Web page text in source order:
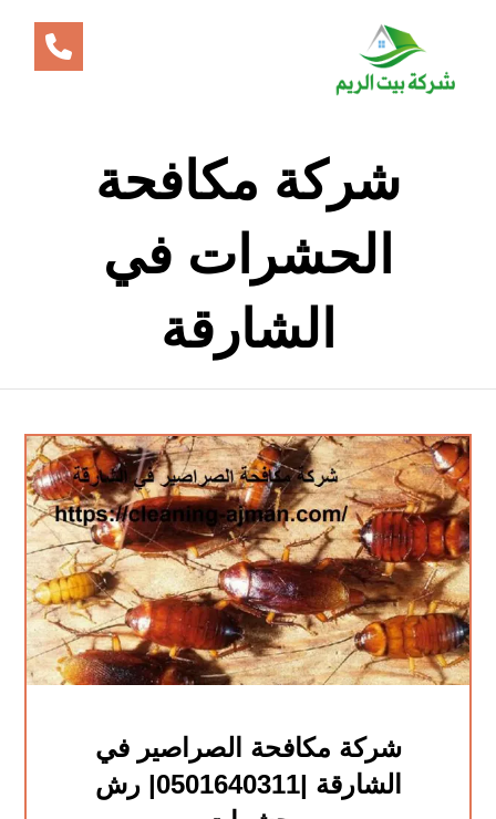
شركة مكافحة
الحشرات في
الشارقة
شركة مكافحة الصراصير في
الشارقة |0501640311| رش